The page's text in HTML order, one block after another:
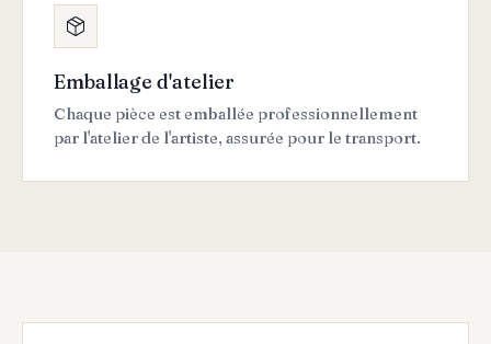
Emballage d'atelier
Chaque pièce est emballée professionnellement
par l'atelier de l'artiste, assurée pour le transport.